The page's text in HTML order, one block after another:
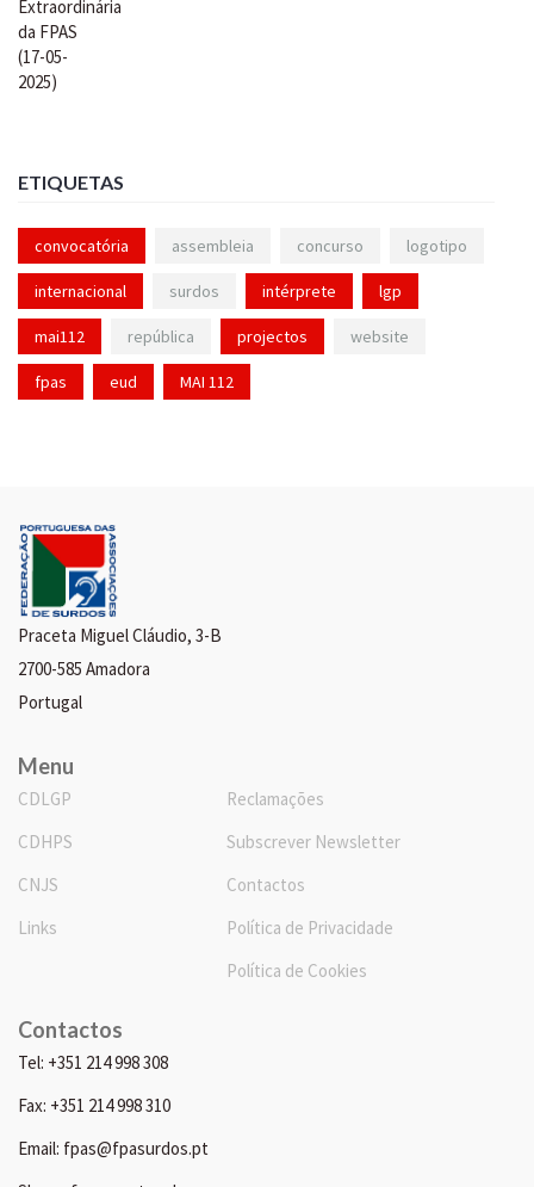
ETIQUETAS
convocatória assembleia concurso logotipo
internacional surdos intérprete lgp
mai112 república projectos website
fpas eud MAI 112
Praceta Miguel Cláudio, 3-B
2700-585 Amadora
Portugal
Menu
CDLGP
CDHPS
CNJS
Links
Reclamações
Subscrever Newsletter
Contactos
Política de Privacidade
Política de Cookies
Contactos
Tel: +351 214 998 308
Fax: +351 214 998 310
Email: fpas@fpasurdos.pt